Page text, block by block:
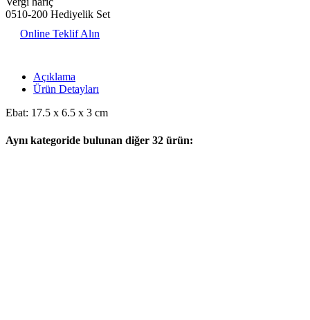
0510-200 Hediyelik Set
Online Teklif Alın
Açıklama
Ürün Detayları
Ebat: 17.5 x 6.5 x 3 cm
Aynı kategoride bulunan diğer 32 ürün: